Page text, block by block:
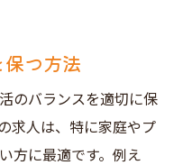
つ方法
のバランスを適切に保
求人は、特に家庭やプ
方に最適です。例え